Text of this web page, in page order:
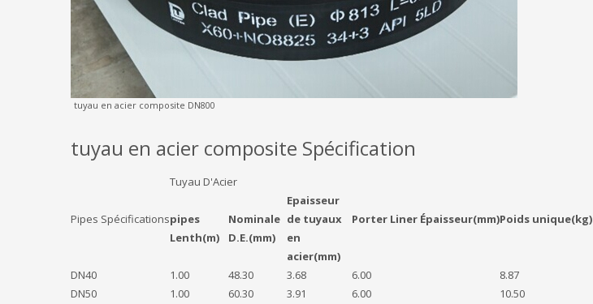
tuyau en acier composite DN800
tuyau en acier composite Spécification
Pipes Spécifications
Tuyau D'Acier
Porter Liner Épaisseur(mm)Poids unique(kg)
pipes
Lenth(m)
Nominale
D.E.(mm)
Epaisseur
de tuyaux
en
acier(mm)
DN40
1.00 48.30 3.68 6.00
8.87
DN50
1.00 60.30 3.91 6.00
10.50